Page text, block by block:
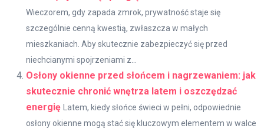
Wieczorem, gdy zapada zmrok, prywatność staje się
szczególnie cenną kwestią, zwłaszcza w małych
mieszkaniach. Aby skutecznie zabezpieczyć się przed
niechcianymi spojrzeniami z...
Osłony okienne przed słońcem i nagrzewaniem: jak
skutecznie chronić wnętrza latem i oszczędzać
energię Latem, kiedy słońce świeci w pełni, odpowiednie
osłony okienne mogą stać się kluczowym elementem w walce